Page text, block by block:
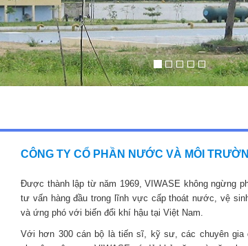
CÔNG TY CỔ PHẦN NƯỚC VÀ MÔI
Được thành lập từ năm 1969, VIWASE không ngừng
tư vấn hàng đầu trong lĩnh vực cấp thoát nước, vệ
và ứng phó với biến đổi khí hậu tại Việt Nam.
Với hơn 300 cán bộ là tiến sĩ, kỹ sư, các chuyên gia